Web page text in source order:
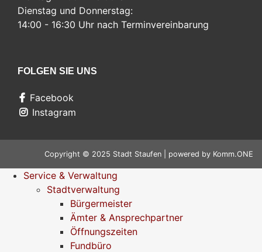
Dienstag und Donnerstag:
14:00 - 16:30 Uhr nach Terminvereinbarung
FOLGEN SIE UNS
Facebook
Instagram
Copyright © 2025 Stadt Staufen | powered by Komm.ONE
Service & Verwaltung
Stadtverwaltung
Bürgermeister
Ämter & Ansprechpartner
Öffnungszeiten
Fundbüro